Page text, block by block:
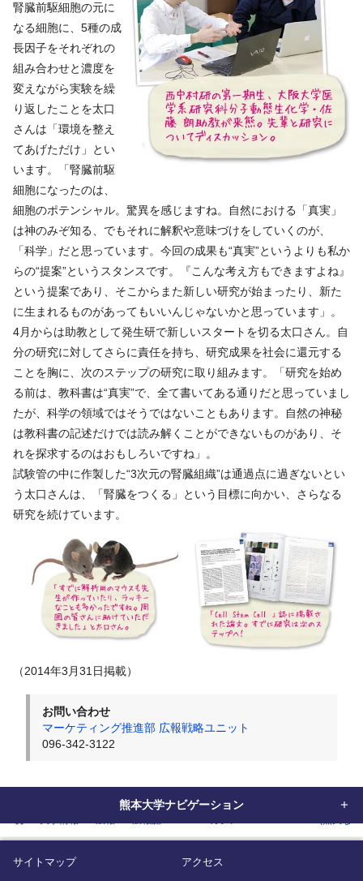
腎臓前駆細胞の元に
なる細胞に、5種の成
長因子をそれぞれの
組み合わせと濃度を
変えながら実験を繰
り返したことを太口
さんは「環境を整え
てあげただけ」とい
います。「腎臓前駆
細胞になったのは、
細胞のポテンシャル。驚異を感じますね。自然における「真実」
は神のみぞ知る、でもそれに解釈や意味づけをしていくのが、
「科学」だと思っています。今回の成果も“真実”というよりも私か
らの“提案”というスタンスです。『こんな考え方もできますよね』
という提案であり、そこからまた新しい研究が始まったり、新た
に生まれるものがあってもいいんじゃないかと思っています」。
4月からは助教として発生研で新しいスタートを切る太口さん。自
分の研究に対してさらに責任を持ち、研究成果を社会に還元する
ことを胸に、次のステップの研究に取り組みます。「研究を始め
る前は、教科書は“真実”で、全て書いてある通りだと思っていまし
たが、科学の領域ではそうではないこともあります。自然の神秘
は教科書の記述だけでは読み解くことができないものがあり、そ
れを探求するのはおもしろいですね」。
試験管の中に作製した“3次元の腎臓組織”は通過点に過ぎないとい
う太口さんは、「腎臓をつくる」という目標に向かい、さらなる
研究を続けています。
（2014年3月31日掲載）
お問い合わせ
マーケティング推進部 広報戦略ユニット
096-342-3122
熊本大学ナビゲーション
サイトマップ アクセス